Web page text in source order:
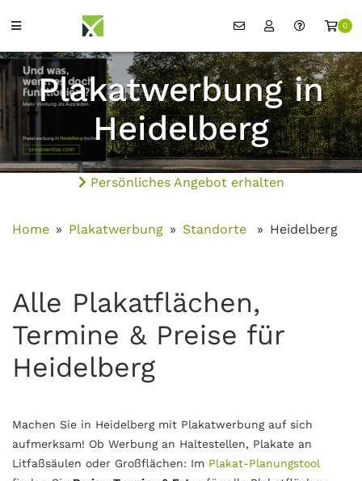
0
Plakatwerbung in
Heidelberg
Persönliches Angebot erhalten
Home Plakatwerbung Standorte Heidelberg
Alle Plakatflächen,
Termine & Preise für
Heidelberg
Machen Sie in Heidelberg mit Plakatwerbung auf sich
aufmerksam! Ob Werbung an Haltestellen, Plakate an
Litfaßsäulen oder Großflächen: Im Plakat-Planungstool